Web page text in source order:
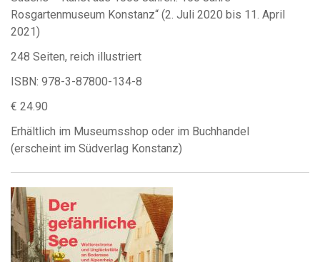
Rosgartenmuseum Konstanz“ (2. Juli 2020 bis 11. April
2021)
248 Seiten, reich illustriert
ISBN: 978-3-87800-134-8
€ 24.90
Erhältlich im Museumsshop oder im Buchhandel
(erscheint im Südverlag Konstanz)